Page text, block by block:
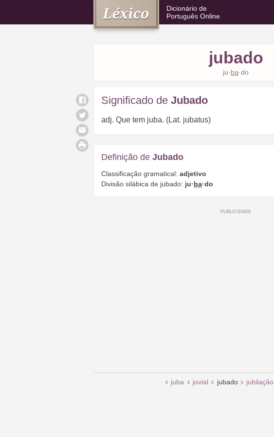
Dicionário de
Português Online
jubado
ju·ba·do
Significado de Jubado
adj. Que tem juba. (Lat. jubatus)
Definição de Jubado
Classificação gramatical: adjetivo
Divisão silábica de jubado: ju·ba·do
juba jovial jubado jubilação